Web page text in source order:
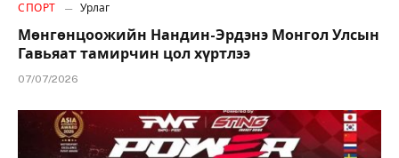
СПОРТ Урлаг
Мөнгөнцоожийн Нандин-Эрдэнэ Монгол Улсын
Гавьяат тамирчин цол хүртлээ
07/07/2026